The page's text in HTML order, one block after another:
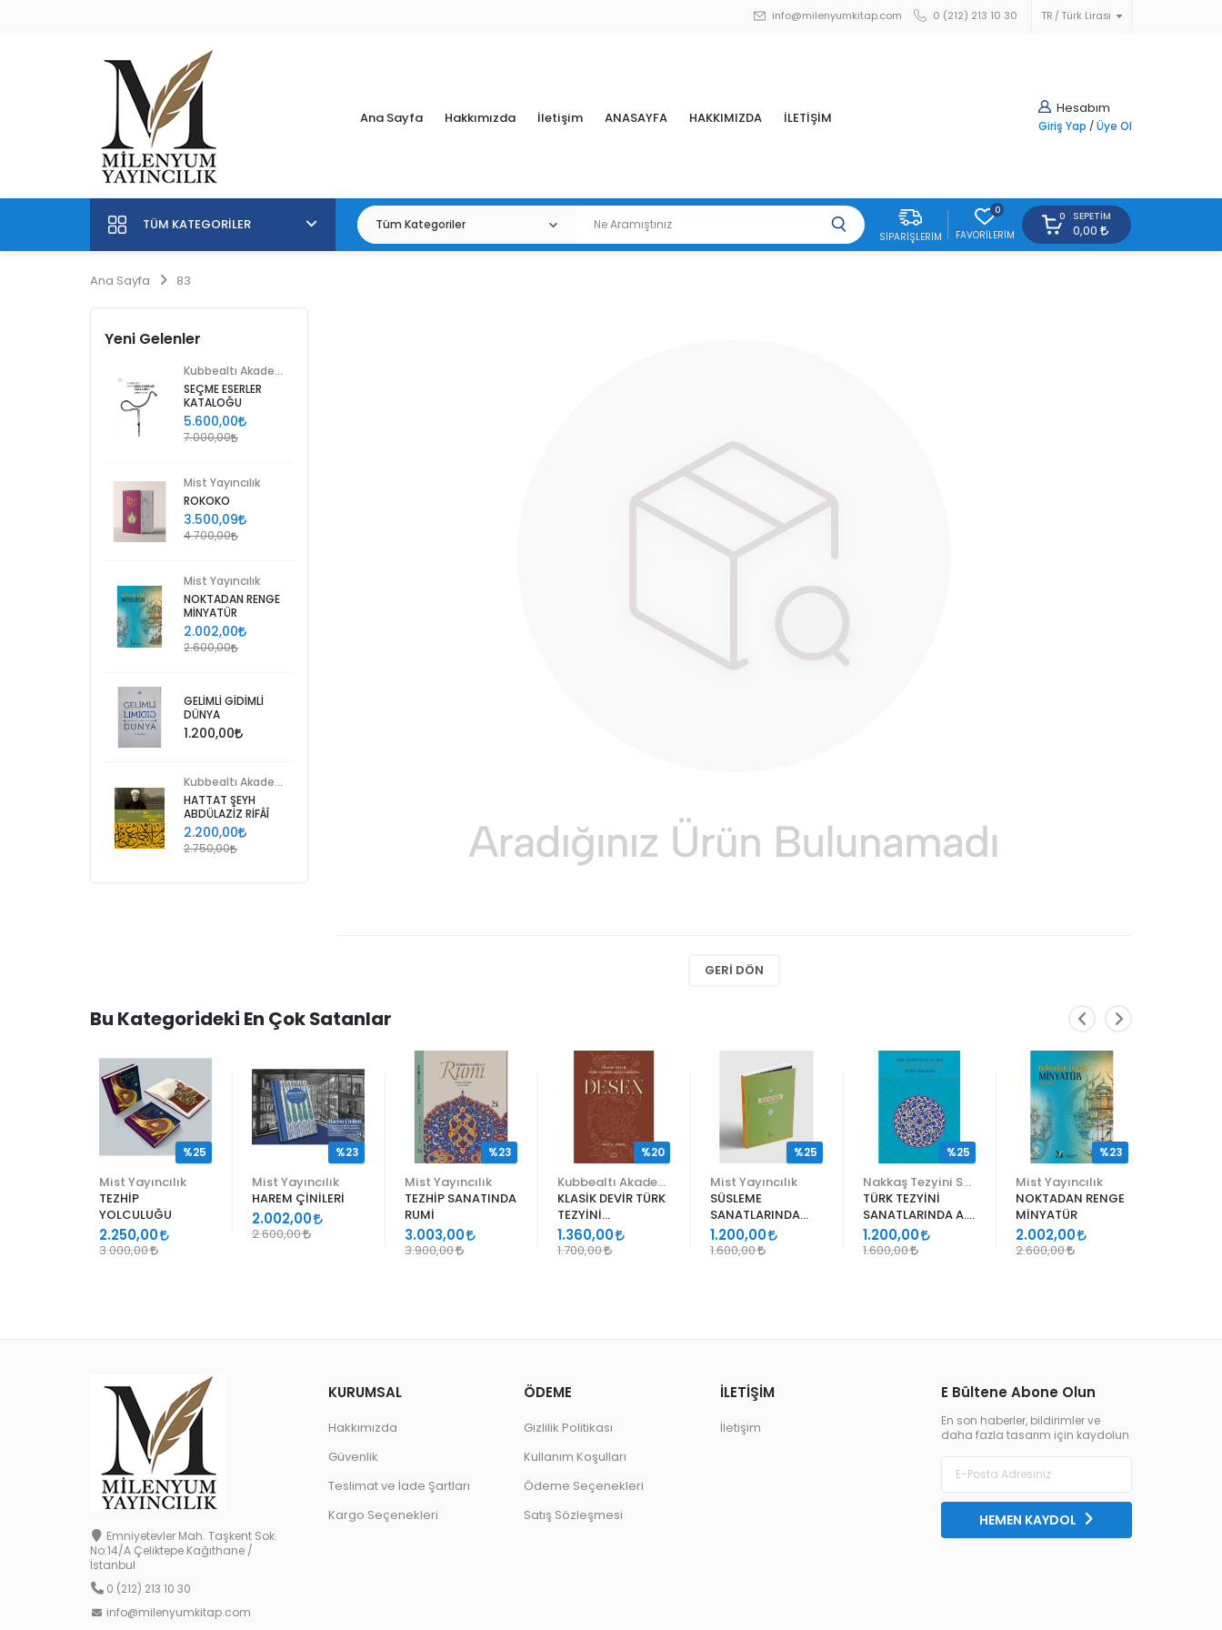
TR Türk Lirası
info@milenyumkitap.com 0 (212) 213 10 30
Hesabım
Giriş Yap / Üye Ol
Ana Sayfa Hakkımızda İletişim ANASAYFA HAKKIMIZDA İLETİŞİM
TÜM KATEGORILER
SIPARIŞLERIM
0
FAVORILERIM
0 SEPETIM
0,00
Ana Sayfa 83
GERI DÖN
Yeni Gelenler
SEÇME ESERLER
KATALOĞU
5.600,00
7.000,00
Mist Yayıncılık
ROKOKO
3.500,09
4.700,00
Mist Yayıncılık
NOKTADAN RENGE
MİNYATÜR
2.002,00
2.600,00
GELİMLİ GİDİMLİ
DÜNYA
1.200,00
HATTAT ŞEYH
ABDÜLAZİZ RİFÂÎ
2.200,00
2.750,00
Bu Kategorideki En Çok Satanlar
Mist Yayıncılık
TEZHİP
YOLCULUĞU
2.250,00
3.000,00
%25
Mist Yayıncılık
HAREM ÇİNİLERİ
2.002,00
2.600,00
%23
Mist Yayıncılık
TEZHİP SANATINDA
RUMİ
3.003,00
3.900,00
%23
KLASİK DEVİR TÜRK
TEZYİNİ
SANATLARINDA
DESEN
1.360,00
1.700,00
%20
Mist Yayıncılık
SÜSLEME
SANATLARINDA
GEÇMELER
1.200,00
1.600,00
%25
TÜRK TEZYİNİ
SANATLARINDA A.
SÜHEYL ÜNVER VE
YENİ TERKİPLERİ
1.200,00
1.600,00
%25
Mist Yayıncılık
NOKTADAN RENGE
MİNYATÜR
2.002,00
2.600,00
%23
Emniyetevler Mah. Taşkent Sok.
No:14/A Çeliktepe Kağıthane /
İstanbul
0 (212) 213 10 30
info@milenyumkitap.com
E Bültene Abone Olun
En son haberler, bildirimler ve
daha fazla tasarım için kaydolun
HEMEN KAYDOL
KURUMSAL
Hakkımızda
Güvenlik
Teslimat ve İade Şartları
Kargo Seçenekleri
ÖDEME
Gizlilik Politikası
Kullanım Koşulları
Ödeme Seçenekleri
Satış Sözleşmesi
İLETİŞİM
İletişim